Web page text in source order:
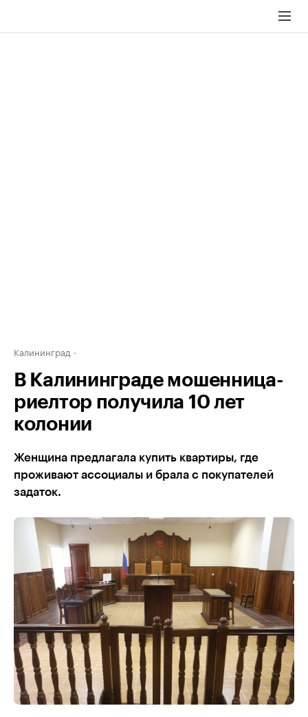
Калининград
В Калининграде мошенница-
риелтор получила 10 лет
колонии
Женщина предлагала купить квартиры, где
проживают ассоциалы и брала с покупателей
задаток.